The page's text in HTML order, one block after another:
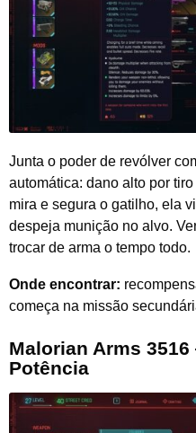
Junta o poder de revólver
automática: dano alto por
mira e segura o gatilho, ela
despeja munição no alvo.
trocar de arma o tempo todo.
Onde encontrar:
começa na missão
Malorian Arms
Potência